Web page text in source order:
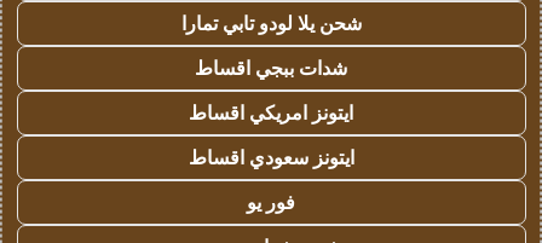
شحن يلا لودو تابي تمارا
شدات ببجي اقساط
ايتونز امريكي اقساط
ايتونز سعودي اقساط
فور يو